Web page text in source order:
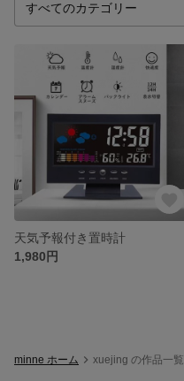
天気予報付き置時計
1,980円
minne ホーム xuejing の作品一覧